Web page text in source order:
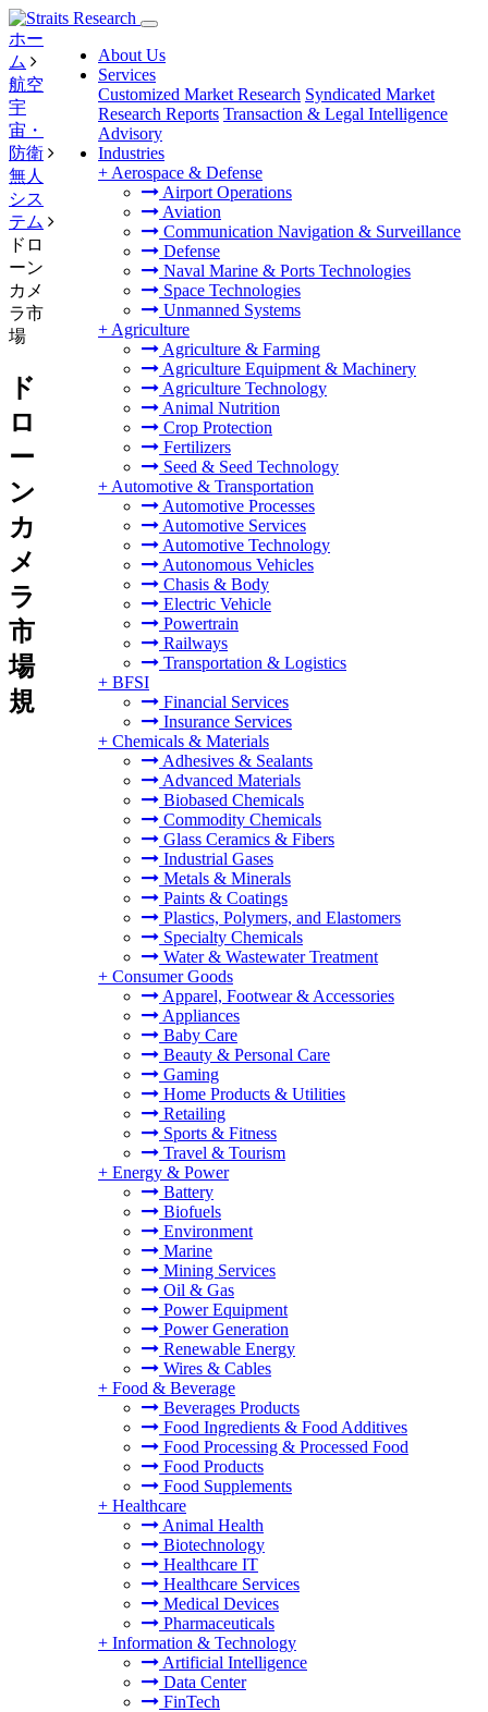
About Us
Services
Customized Market Research Syndicated Market
Research Reports Transaction & Legal Intelligence
Advisory
Industries
+ Aerospace & Defense
Airport Operations
Aviation
Communication Navigation & Surveillance
Defense
Naval Marine & Ports Technologies
Space Technologies
Unmanned Systems
+ Agriculture
Agriculture & Farming
Agriculture Equipment & Machinery
Agriculture Technology
Animal Nutrition
Crop Protection
Fertilizers
Seed & Seed Technology
+ Automotive & Transportation
Automotive Processes
Automotive Services
Automotive Technology
Autonomous Vehicles
Chasis & Body
Electric Vehicle
Powertrain
Railways
Transportation & Logistics
+ BFSI
Financial Services
Insurance Services
+ Chemicals & Materials
Adhesives & Sealants
Advanced Materials
Biobased Chemicals
Commodity Chemicals
Glass Ceramics & Fibers
Industrial Gases
Metals & Minerals
Paints & Coatings
Plastics, Polymers, and Elastomers
Specialty Chemicals
Water & Wastewater Treatment
+ Consumer Goods
Apparel, Footwear & Accessories
Appliances
Baby Care
Beauty & Personal Care
Gaming
Home Products & Utilities
Retailing
Sports & Fitness
Travel & Tourism
+ Energy & Power
Battery
Biofuels
Environment
Marine
Mining Services
Oil & Gas
Power Equipment
Power Generation
Renewable Energy
Wires & Cables
+ Food & Beverage
Beverages Products
Food Ingredients & Food Additives
Food Processing & Processed Food
Food Products
Food Supplements
+ Healthcare
Animal Health
Biotechnology
Healthcare IT
Healthcare Services
Medical Devices
Pharmaceuticals
+ Information & Technology
Artificial Intelligence
Data Center
FinTech
ホー
ム
航空
宇
宙・
防衛
無人
シス
テム
ドロ
ーン
カメ
ラ市
場
ド
ロ
ー
ン
カ
メ
ラ
市
場
規